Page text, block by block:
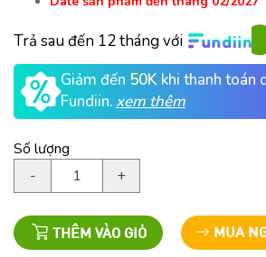
Trả sau đến 12 tháng với
Giảm đến 50K khi thanh toán
Fundiin. xem thêm
Số lượng
-
SERUM
TẨY
BÀO
CHẾT
+
THÊM VÀO GIỎ MUA